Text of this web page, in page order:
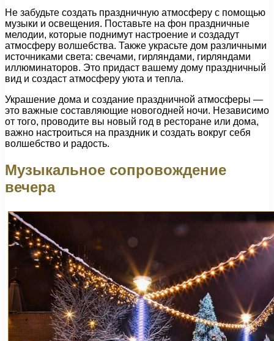
Не забудьте создать праздничную атмосферу с помощью
музыки и освещения. Поставьте на фон праздничные
мелодии, которые поднимут настроение и создадут
атмосферу волшебства. Также украсьте дом различными
источниками света: свечами, гирляндами, гирляндами
иллюминаторов. Это придаст вашему дому праздничный
вид и создаст атмосферу уюта и тепла.
Украшение дома и создание праздничной атмосферы —
это важные составляющие новогодней ночи. Независимо
от того, проводите вы новый год в ресторане или дома,
важно настроиться на праздник и создать вокруг себя
волшебство и радость.
Музыкальное сопровождение
вечера